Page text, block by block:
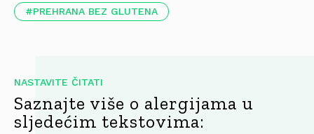
PREHRANA BEZ GLUTENA
Saznajte više o alergijama u
sljedećim tekstovima:
NASTAVITE ČITATI